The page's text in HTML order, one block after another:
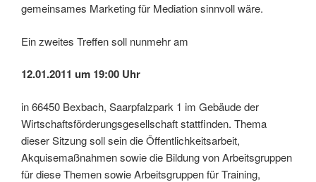
gemeinsames Marketing für Mediation sinnvoll wäre.
Ein zweites Treffen soll nunmehr am
12.01.2011 um 19:00 Uhr
in 66450 Bexbach, Saarpfalzpark 1 im Gebäude der
Wirtschaftsförderungsgesellschaft stattfinden. Thema
dieser Sitzung soll sein die Öffentlichkeitsarbeit,
Akquisemaßnahmen sowie die Bildung von Arbeitsgruppen
für diese Themen sowie Arbeitsgruppen für Training,